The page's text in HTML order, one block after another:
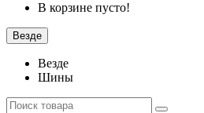
В корзине пусто!
Везде
Везде
Шины